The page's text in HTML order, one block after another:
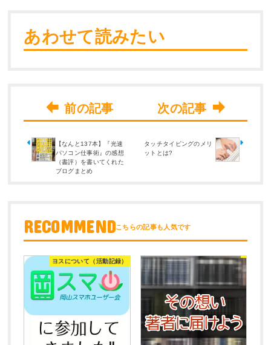
あわせて読みたい
【なんと137本】『光速
パソコン仕事術』の感想
（書評）を書いてくれた
ブログまとめ
タッチタイピングのメリ
ットとは?
RECOMMEND
ヨスについて（活動記録）